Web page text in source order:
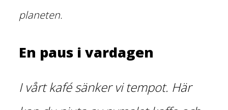
planeten.
En paus i vardagen
I vårt kafé sänker vi tempot. Här